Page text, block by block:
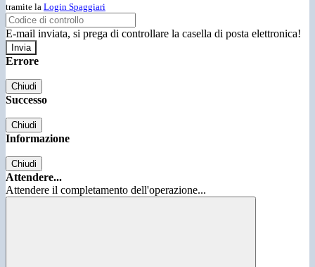
tramite la Login Spaggiari
E-mail inviata, si prega di controllare la casella di posta elettronica!
Errore
Chiudi
Successo
Chiudi
Informazione
Chiudi
Attendere...
Attendere il completamento dell'operazione...